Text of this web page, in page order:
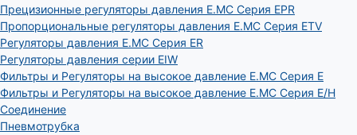
Прецизионные регуляторы давления E.MC Серия EPR
Пропорциональные регуляторы давления E.MC Серия ETV
Регуляторы давления E.MC Серия ER
Регуляторы давления серии EIW
Фильтры и Регуляторы на высокое давление E.MC Серия E
Фильтры и Регуляторы на высокое давление E.MC Серия E/H
Соединение
Пневмотрубка